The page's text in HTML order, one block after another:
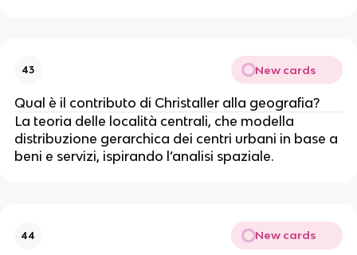
43 New cards
Qual è il contributo di Christaller alla geografia?
La teoria delle località centrali, che modella
distribuzione gerarchica dei centri urbani in base a
beni e servizi, ispirando l’analisi spaziale.
44 New cards